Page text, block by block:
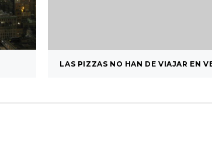
LAS PIZZAS NO HAN DE VIAJAR EN